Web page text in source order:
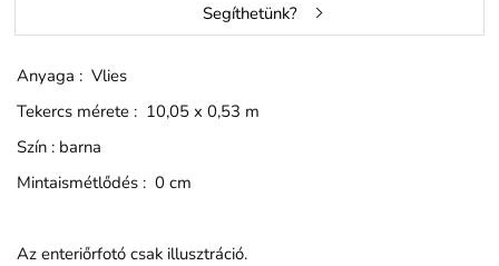
Segíthetünk?
Anyaga : Vlies
Tekercs mérete : 10,05 x 0,53 m
Szín : barna
Mintaismétlődés : 0 cm
Az enteriőrfotó csak illusztráció.